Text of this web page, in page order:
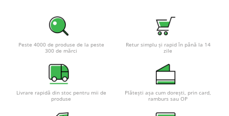
mica (rulota/caravan/case de
Sisteme fotovoltaice profesionale
Pachete sisteme fotovoltaice
Statii de incarcare vehicule
Statii de incarcare
Cabluri de incarcare vehicule
Peste 4000 de produse de la peste
300 de mărci
Retur simplu și rapid în până la 14
zile
Livrare rapidă din stoc pentru mii de
produse
Plătești așa cum dorești, prin card,
ramburs sau OP